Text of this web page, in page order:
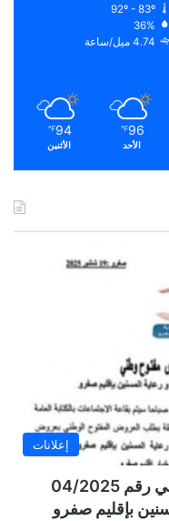
92º - 83º
36%
4.74 ميل/ساعة
96
℉
الأحد
94
℉
الأثنين
إعلانات
إعلان عن طلب عروض مفتوح وطني رقم 04/2025
بإقليم صفرو